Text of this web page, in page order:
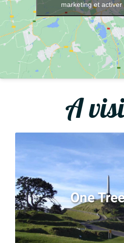
marketing et activer
A
One
Grimpez au sommet de ce
culminant à 182 mètres et
grande forteresse du pays
l’honneur du peuple
également profiter du vue à
et ses